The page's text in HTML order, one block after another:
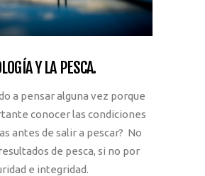
Y LA PESCA.
a pensar alguna vez porque
conocer las condiciones
antes de salir a pescar? No
de pesca, si no por
e integridad.